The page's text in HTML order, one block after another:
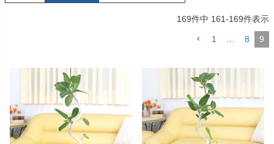
169件中 161-169件表示
1 … 8 9